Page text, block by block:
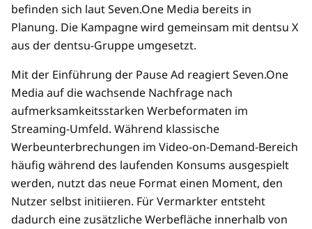
befinden sich laut Seven.One Media bereits in
Planung. Die Kampagne wird gemeinsam mit dentsu X
aus der dentsu-Gruppe umgesetzt.
Mit der Einführung der Pause Ad reagiert Seven.One
Media auf die wachsende Nachfrage nach
aufmerksamkeitsstarken Werbeformaten im
Streaming-Umfeld. Während klassische
Werbeunterbrechungen im Video-on-Demand-Bereich
häufig während des laufenden Konsums ausgespielt
werden, nutzt das neue Format einen Moment, den
Nutzer selbst initiieren. Für Vermarkter entsteht
dadurch eine zusätzliche Werbefläche innerhalb von